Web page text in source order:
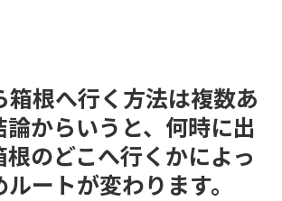
箱根へ行く方法は複数あ
論からいうと、何時に出
根のどこへ行くかによっ
ートが変わります。